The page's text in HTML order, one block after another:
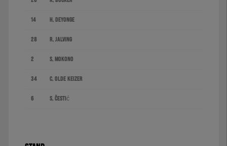
14 H. Deyonge
28 R. Jalving
2 S. Mokono
34 C. Olde Keizer
6 S. Čestić